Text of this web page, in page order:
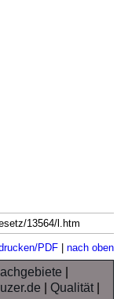
13564/l.htm
PDF| nach oben
|Qualität|